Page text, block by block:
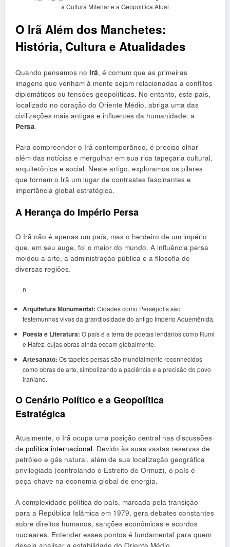
O Irã Além dos Manchetes:
História, Cultura e Atualidades
Quando pensamos no Irã, é comum que as primeiras
imagens que venham à mente sejam relacionadas a conflitos
diplomáticos ou tensões geopolíticas. No entanto, este país,
localizado no coração do Oriente Médio, abriga uma das
civilizações mais antigas e influentes da humanidade: a
Persa.
Para compreender o Irã contemporâneo, é preciso olhar
além das notícias e mergulhar em sua rica tapeçaria cultural,
arquitetônica e social. Neste artigo, exploramos os pilares
que tornam o Irã um lugar de contrastes fascinantes e
importância global estratégica.
A Herança do Império Persa
O Irã não é apenas um país, mas o herdeiro de um império
que, em seu auge, foi o maior do mundo. A influência persa
moldou a arte, a administração pública e a filosofia de
diversas regiões.
n
Arquitetura Monumental: Cidades como Persépolis são
testemunhos vivos da grandiosidade do antigo Império Aquemênida.
Poesia e Literatura: O país é a terra de poetas lendários como Rumi
e Hafez, cujas obras ainda ecoam globalmente.
Artesanato: Os tapetes persas são mundialmente reconhecidos
como obras de arte, simbolizando a paciência e a precisão do povo
iraniano.
O Cenário Político e a Geopolítica
Estratégica
Atualmente, o Irã ocupa uma posição central nas discussões
de política internacional. Devido às suas vastas reservas de
petróleo e gás natural, além de sua localização geográfica
privilegiada (controlando o Estreito de Ormuz), o país é
peça-chave na economia global de energia.
A complexidade política do país, marcada pela transição
para a República Islâmica em 1979, gera debates constantes
sobre direitos humanos, sanções econômicas e acordos
nucleares. Entender esses pontos é fundamental para quem
deseja analisar a estabilidade do Oriente Médio.